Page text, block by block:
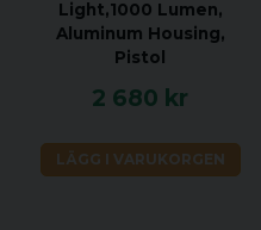
Light,1000 Lumen,
Aluminum Housing,
Pistol
2 680 kr
LÄGG I VARUKORGEN